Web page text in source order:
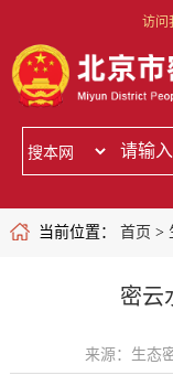
访问
当前位置： 首页 >
密云
来源：生态